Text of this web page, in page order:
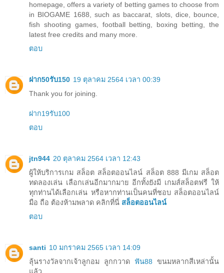
homepage, offers a variety of betting games to choose from
in BIOGAME 1688, such as baccarat, slots, dice, bounce,
fish shooting games, football betting, boxing betting, the
latest free credits and many more.
ตอบ
ฝาก50รับ150 19 ตุลาคม 2564 เวลา 00:39
Thank you for joining.
ฝาก19รับ100
ตอบ
jtn944 20 ตุลาคม 2564 เวลา 12:43
ผู้ให้บริการเกม สล็อต สล็อตออนไลน์ สล็อต 888 มีเกม สล็อต
ทดลองเล่น เลือกเล่นอีกมากมาย อีกทั้งยังมี เกมส์สล็อตฟรี ให้
ทุกท่านได้เลือกเล่น หรือหากท่านเป็นคนที่ชอบ สล็อตออนไลน์
มือ ถือ ต้องห้ามพลาด คลิกที่นี่ สล็อตออนไลน์
ตอบ
santi 10 มกราคม 2565 เวลา 14:09
ลุ้นรางวัลจากเจ้าลูกอม ลูกกวาด ฟัน88 ขนมหลากสีเหล่านั้น